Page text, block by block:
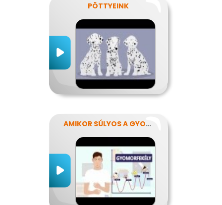
PÖTTYEINK
AMIKOR SÚLYOS A GYOMORFÁJÁS